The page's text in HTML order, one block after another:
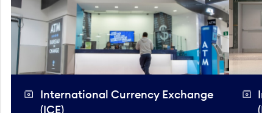
International Currency Exchange
(ICE)